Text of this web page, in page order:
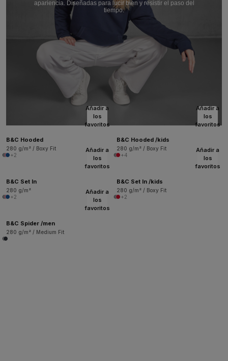
apariencia. Diseñadas para lucir bien y resistir el paso del
tiempo.
Añadir a
los
favoritos
B&C Hooded
280 g/m² / Boxy Fit
+2
Añadir a
los
favoritos
B&C Hooded /kids
280 g/m² / Boxy Fit
+4
Añadir a
los
favoritos
B&C Set In
280 g/m²
+2
Añadir a
los
favoritos
B&C Set In /kids
280 g/m² / Boxy Fit
+2
Añadir a
los
favoritos
B&C Spider /men
280 g/m² / Medium Fit